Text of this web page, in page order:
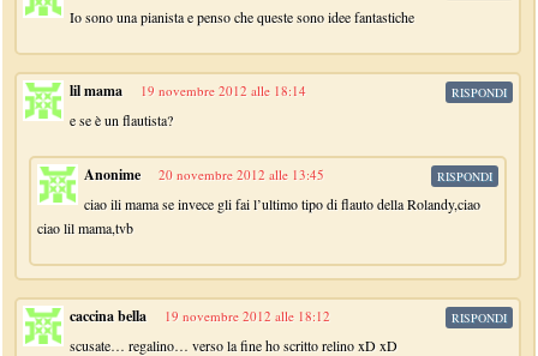
Io sono una pianista e penso che queste sono idee fantastiche
lil mama 19 novembre 2012 alle 18:14
e se è un flautista?
RISPONDI
Anonime 20 novembre 2012 alle 13:45
ciao ili mama se invece gli fai l’ultimo tipo di flauto della Rolandy,ciao
ciao lil mama,tvb
RISPONDI
caccina bella 19 novembre 2012 alle 18:12
scusate… regalino… verso la fine ho scritto relino xD xD
RISPONDI